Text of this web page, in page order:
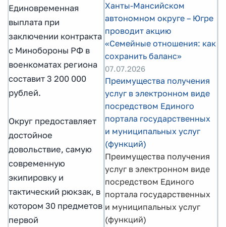
Единовременная
выплата при
заключении контракта
с Минобороны РФ в
военкоматах региона
составит 3 200 000
рублей.
Округ предоставляет
достойное
довольствие, самую
современную
экипировку и
тактический рюкзак, в
котором 30 предметов
первой
Ханты-Мансийском
автономном округе – Югре
проводит акцию
«Семейные отношения: как
сохранить баланс»
07.07.2026
Преимущества получения
услуг в электронном виде
посредством Единого
портала государственных
и муниципальных услуг
(функций)
Преимущества получения
услуг в электронном виде
посредством Единого
портала государственных
и муниципальных услуг
(функций)